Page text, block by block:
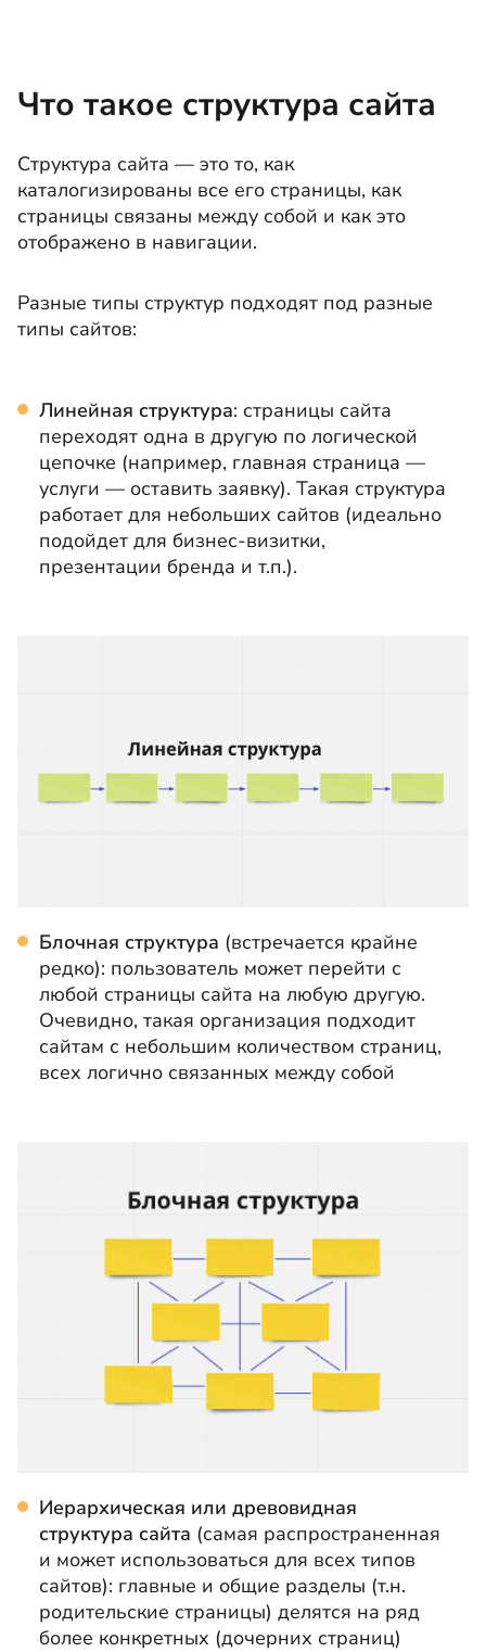
Что такое структура сайта
Структура сайта — это то, как
каталогизированы все его страницы, как
страницы связаны между собой и как это
отображено в навигации.
Разные типы структур подходят под разные
типы сайтов:
Линейная структура: страницы сайта
переходят одна в другую по логической
цепочке (например, главная страница —
услуги — оставить заявку). Такая структура
работает для небольших сайтов (идеально
подойдет для бизнес-визитки,
презентации бренда и т.п.).
Блочная структура (встречается крайне
редко): пользователь может перейти с
любой страницы сайта на любую другую.
Очевидно, такая организация подходит
сайтам с небольшим количеством страниц,
всех логично связанных между собой
Иерархическая или древовидная
структура сайта (самая распространенная
и может использоваться для всех типов
сайтов): главные и общие разделы (т.н.
родительские страницы) делятся на ряд
более конкретных (дочерних страниц)